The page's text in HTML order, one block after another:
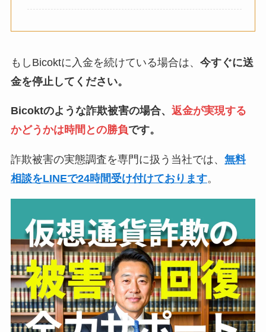
もしBicoktに入金を続けている場合は、 今すぐに送
金を停止してください。
Bicoktのような詐欺被害の場合、 返金が実現する
かどうかは時間との勝負です。
詐欺被害の実態調査を専門に扱う当社では、 無料
相談をLINEで24時間受け付けております。